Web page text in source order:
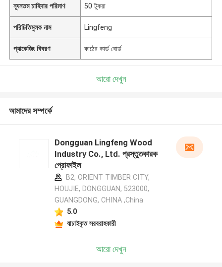
ন্যূনতম চাহিদার পরিমাণ 50 টুকরা
পরিচিতিমুলক নাম Lingfeng
প্যাকেজিং বিবরণ কাঠের কার্ড বোর্ড
আরো দেখুন
আমাদের সম্পর্কে
Dongguan Lingfeng Wood
Industry Co., Ltd. প্রস্তুতকারক
প্রোফাইল
B2, ORIENT TIMBER CITY,
HOUJIE, DONGGUAN, 523000,
GUANGDONG, CHINA ,China
5.0
যাচাইকৃত সরবরাহকারী
আরো দেখুন